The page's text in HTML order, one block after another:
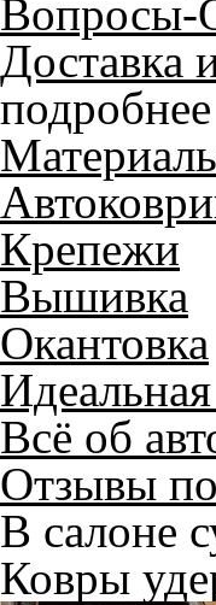
Вопросы-
Доставка
Крепежи
Вышивка
Окантовка
Всё об
Отзывы
В салоне
Ковры